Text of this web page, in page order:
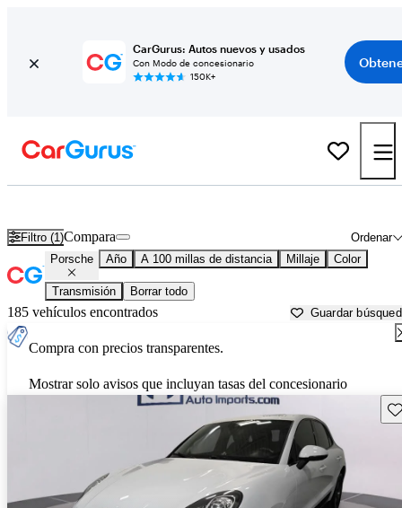
CarGurus: Autos nuevos y usados
Con Modo de concesionario
150K+
Filtro (1) Ordenar
Compara
Porsche Año A 100 millas de distancia Millaje Color
Transmisión Borrar todo
185 vehículos encontrados Guardar
Compra con precios transparentes.
Mostrar solo avisos que incluyan tasas del concesionario